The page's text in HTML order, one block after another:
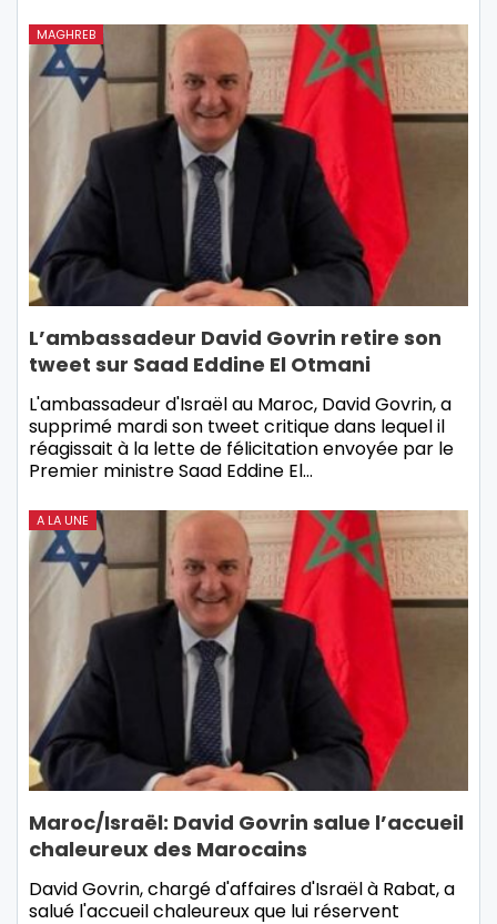
MAGHREB
L’ambassadeur David Govrin retire son
tweet sur Saad Eddine El Otmani
L'ambassadeur d'Israël au Maroc, David Govrin, a
supprimé mardi son tweet critique dans lequel il
réagissait à la lette de félicitation envoyée par le
Premier ministre Saad Eddine El…
A LA UNE
Maroc/Israël: David Govrin salue l’accueil
chaleureux des Marocains
David Govrin, chargé d'affaires d'Israël à Rabat, a
salué l'accueil chaleureux que lui réservent